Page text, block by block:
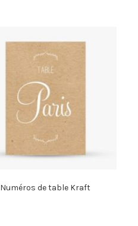
Numéros de table Kraft